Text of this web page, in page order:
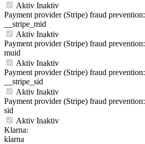
Aktiv Inaktiv
Payment provider (Stripe) fraud prevention:
__stripe_mid
Aktiv Inaktiv
Payment provider (Stripe) fraud prevention:
muid
Aktiv Inaktiv
Payment provider (Stripe) fraud prevention:
__stripe_sid
Aktiv Inaktiv
Payment provider (Stripe) fraud prevention:
sid
Aktiv Inaktiv
Klarna:
klarna